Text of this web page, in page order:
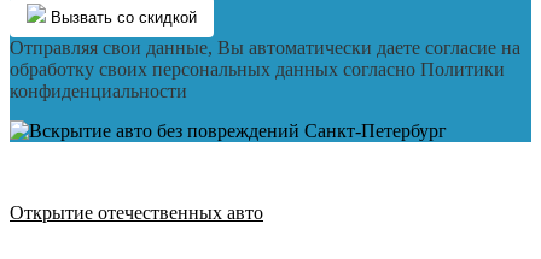
Вызвать со скидкой
Отправляя свои данные, Вы автоматически даете согласие на
обработку своих персональных данных согласно Политики
конфиденциальности
Открытие отечественных авто